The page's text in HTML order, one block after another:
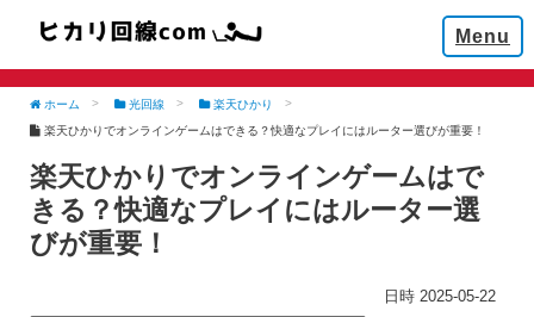
ホーム 光回線
楽天ひかり
楽天ひかりでオンラインゲームはできる？快適なプレイにはルーター選びが重要！
楽天ひかりでオンラインゲームはで
きる？快適なプレイにはルーター選
びが重要！
2025-05-22
Menu